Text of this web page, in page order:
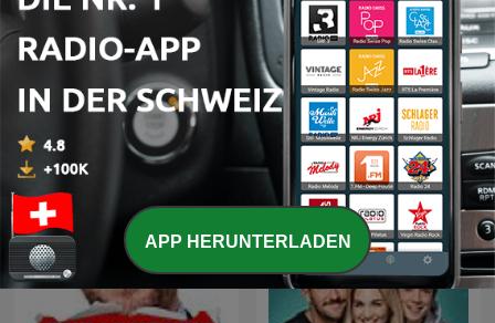
Renascença -
Extremamente
Desagradável
Renascença - Alerta
Estupidez
Internationale Komödien-Podcasts
APP HERUNTERLADEN